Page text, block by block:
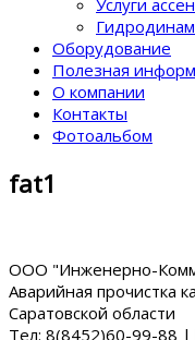
Оборудование
Полезная
О компании
Контакты
Фотоальбом
fat1
ООО "Инженерно-
Аварийная прочистка
Саратовской области
Тел: 8(8452)60-99-88